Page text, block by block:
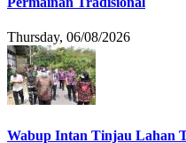
Thursday, 06/08/2026
Wabup Intan Tinjau Lahan